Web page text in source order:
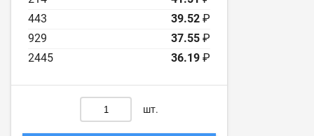
443
39.52 ₽
929
37.55 ₽
2445
36.19 ₽
шт.